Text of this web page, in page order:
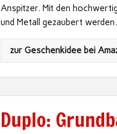
Anspitzer. Mit den
und Metall gezaubert werden.
zur Geschenkidee bei
Duplo: